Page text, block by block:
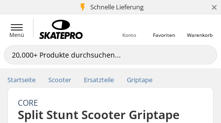
Schnelle Lieferung
5+ Mio. Kunden ×
Menü Warenkorb
Favoriten
Konto
Startseite Scooter Ersatzteile Griptape
CORE
Split Stunt Scooter Griptape